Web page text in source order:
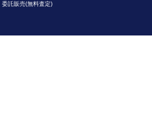
委託販売(無料査定)